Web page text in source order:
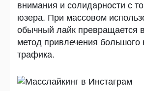
внимания и солидарности с
юзера. При массовом
обычный лайк превращается
метод привлечения большого
трафика.